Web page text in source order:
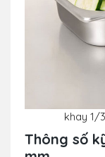
khay 1/
Thông số